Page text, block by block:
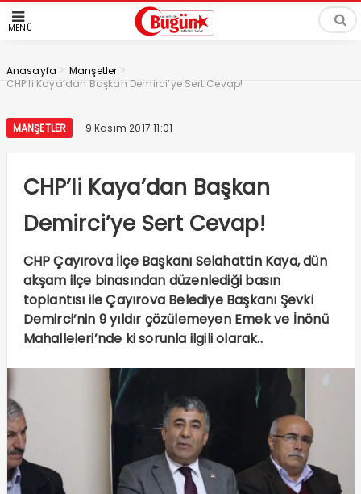
MENÜ
Anasayfa > Manşetler >
CHP’li Kaya’dan Başkan Demirci’ye Sert Cevap!
MANŞETLER 9 Kasım 2017 11:01
CHP’li Kaya’dan Başkan
Demirci’ye Sert Cevap!
CHP Çayırova İlçe Başkanı Selahattin Kaya, dün
akşam ilçe binasından düzenlediği basın
toplantısı ile Çayırova Belediye Başkanı Şevki
Demirci’nin 9 yıldır çözülemeyen Emek ve İnönü
Mahalleleri’nde ki sorunla ilgili olarak..